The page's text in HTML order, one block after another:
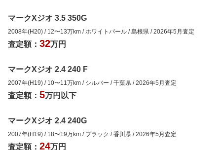
マークXジオ 3.5 350G
2008年(H20) / 12〜13万km / ホワイトパール /島根県 /2026年5月査定
査定額： 32万円
マークXジオ 2.4 240 F
2007年(H19) / 10〜11 万km / シルバー /千葉県 /2026年5月査定
査定額： 5万円以下
マークXジオ 2.4 240G
2007年(H19) / 18〜19万km / ブラック /香川県 /2026年5月査定
査定額： 24万円